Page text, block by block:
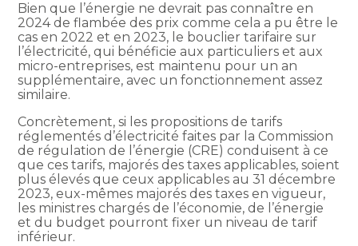
Bien que l’énergie ne devrait pas connaître en
2024 de flambée des prix comme cela a pu être le
cas en 2022 et en 2023, le bouclier tarifaire sur
l’électricité, qui bénéficie aux particuliers et aux
micro-entreprises, est maintenu pour un an
supplémentaire, avec un fonctionnement assez
similaire.
Concrètement, si les propositions de tarifs
réglementés d’électricité faites par la Commission
de régulation de l’énergie (CRE) conduisent à ce
que ces tarifs, majorés des taxes applicables, soient
plus élevés que ceux applicables au 31 décembre
2023, eux-mêmes majorés des taxes en vigueur,
les ministres chargés de l’économie, de l’énergie
et du budget pourront fixer un niveau de tarif
inférieur.